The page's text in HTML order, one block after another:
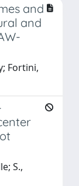
and
and
Fortini,
S.,